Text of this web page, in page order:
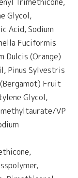
Glycol,
Acid, Sodium
Fuciformis
Dulcis (Orange)
Pinus Sylvestris
Fruit
Glycol,
VP